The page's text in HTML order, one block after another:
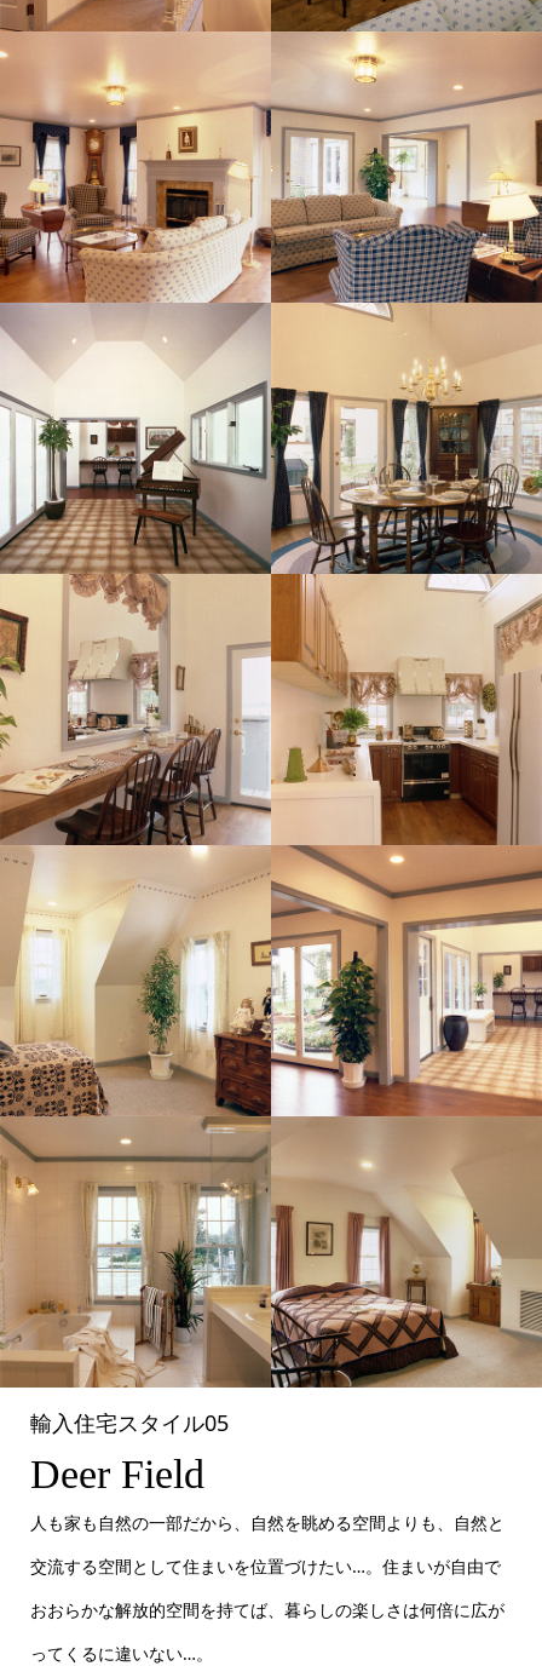
輸入住宅スタイル05
Deer Field
人も家も自然の一部だから、自然を眺める空間よりも、自然と
交流する空間として住まいを位置づけたい…。住まいが自由で
おおらかな解放的空間を持てば、暮らしの楽しさは何倍に広が
ってくるに違いない…。